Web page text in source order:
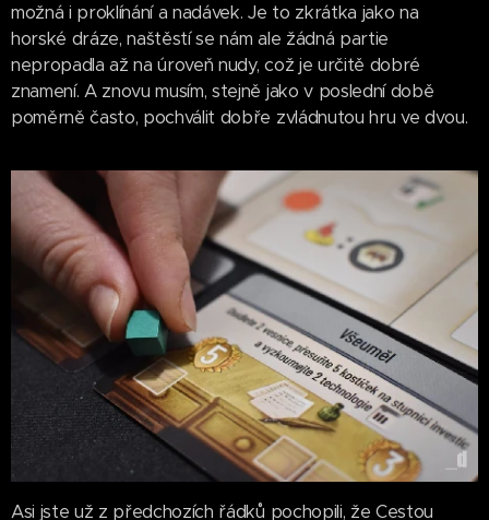
možná i proklínání a nadávek. Je to zkrátka jako na
horské dráze, naštěstí se nám ale žádná partie
nepropadla až na úroveň nudy, což je určitě dobré
znamení. A znovu musím, stejně jako v poslední době
poměrně často, pochválit dobře zvládnutou hru ve dvou.
Asi jste už z předchozích řádků pochopili, že Cestou